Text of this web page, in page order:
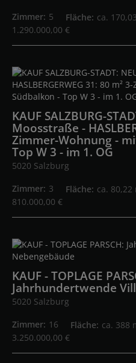
Zimmer 5 Fläche ca.
1.290.000,00 €
KAUF SALZBURG-
Moosstraße -
Zimmer-Wohnung -
Top W 3 - im 1. OG
5020 Salzburg
Zimmer 3 Fläche ca. 80,22
810.000,00 €
KAUF - TOPLAGE
Jahrhundertwende
5020 Salzburg
Zimmer 16 Fläche ca. 388
3.250.000,00 €